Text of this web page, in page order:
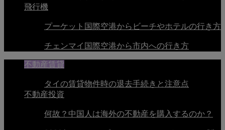
飛行機
プーケット国際空港からビーチやホテルの行き方
チェンマイ国際空港から市内への行き方
不動産賃貸
タイの賃貸物件時の退去手続きと注意点
不動産投資
何故？中国人は海外の不動産を購入するのか？